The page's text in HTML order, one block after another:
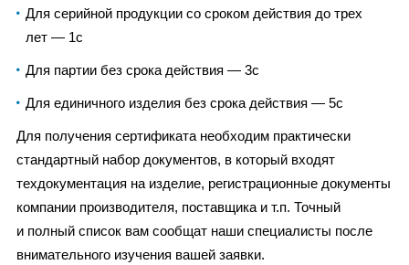
Для серийной продукции со сроком действия до трех
лет — 1с
Для партии без срока действия — 3с
Для единичного изделия без срока действия — 5с
Для получения сертификата необходим практически
стандартный набор документов, в который входят
техдокументация на изделие, регистрационные документы
компании производителя, поставщика и т.п. Точный
и полный список вам сообщат наши специалисты после
внимательного изучения вашей заявки.